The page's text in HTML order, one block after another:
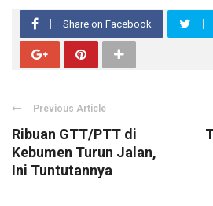
Share on Facebook
Previous Article
Ribuan GTT/PTT di
Kebumen Turun Jalan,
Ini Tuntutannya